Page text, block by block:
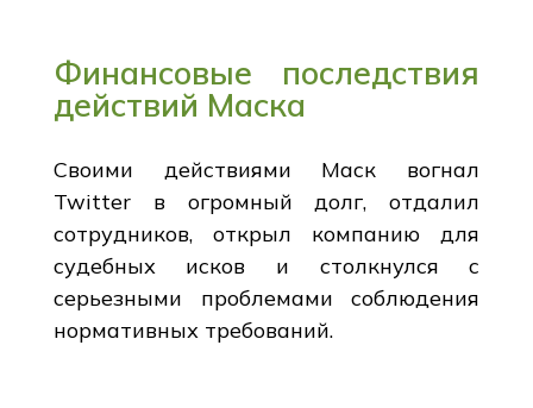
Финансовые последствия
действий Маска
Своими действиями Маск вогнал
Twitter в огромный долг, отдалил
сотрудников, открыл компанию для
судебных исков и столкнулся с
серьезными проблемами соблюдения
нормативных требований.